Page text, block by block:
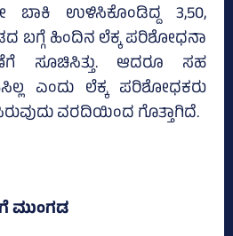
ಬಾಕಿ ಉಳಿಸಿಕೊಂಡಿದ್ದ 3,50,
ಬಗ್ಗೆ ಹಿಂದಿನ ಲೆಕ್ಕ ಪರಿಶೋಧನಾ
ಸೂಚಿಸಿತ್ತು. ಆದರೂ ಸಹ
ಎಂದು ಲೆಕ್ಕ ಪರಿಶೋಧಕರು
ವರದಿಯಿಂದ ಗೊತ್ತಾಗಿದೆ.
ಮುಂಗಡ